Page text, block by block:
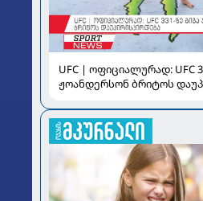
UFC | ოფიციალურად: UFC
ჟოანდერსონ ბრიტოს